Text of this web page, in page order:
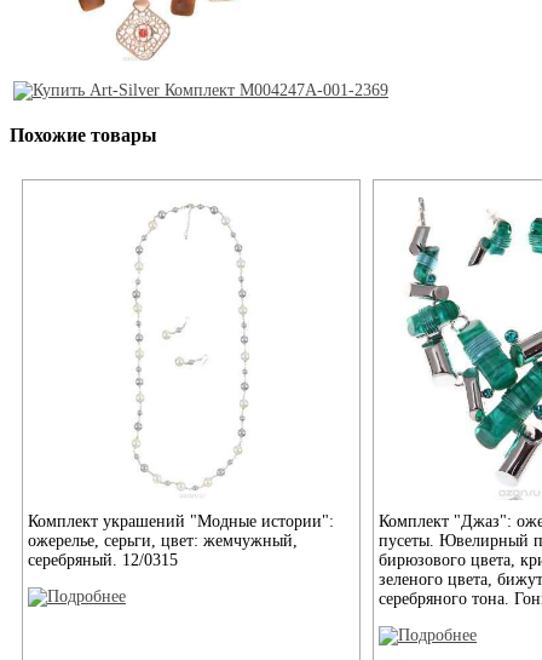
Похожие товары
Комплект украшений "Модные истории":
ожерелье, серьги, цвет: жемчужный,
серебряный. 12/0315
Комплект "Джаз":
пусеты. Ювелирный
бирюзового цвета,
зеленого цвета,
серебряного тона.